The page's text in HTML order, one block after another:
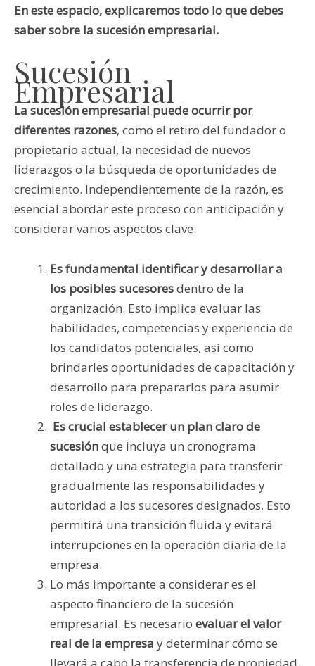
En este espacio, explicaremos todo lo que debes
saber sobre la sucesión empresarial.
Sucesión
Empresarial
La sucesión empresarial puede ocurrir por
diferentes razones, como el retiro del fundador o
propietario actual, la necesidad de nuevos
liderazgos o la búsqueda de oportunidades de
crecimiento. Independientemente de la razón, es
esencial abordar este proceso con anticipación y
considerar varios aspectos clave.
Es fundamental identificar y desarrollar a
los posibles sucesoresdentro de la
organización. Esto implica evaluar las
habilidades, competencias y experiencia de
los candidatos potenciales, así como
brindarles oportunidades de capacitación y
desarrollo para prepararlos para asumir
roles de liderazgo.
Es crucial establecer un plan claro de
sucesiónque incluya un cronograma
detallado y una estrategia para transferir
gradualmente las responsabilidades y
autoridad a los sucesores designados. Esto
permitirá una transición fluida y evitará
interrupciones en la operación diaria de la
empresa.
Lo más importante a considerar es el
aspecto financiero de la sucesión
empresarial. Es necesario evaluar el valor
real de la empresa y determinar cómo se